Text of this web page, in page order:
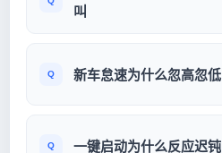
叫
新车怠速为什么忽高忽低
一键启动为什么反应迟钝